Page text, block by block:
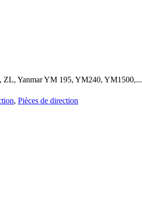
ZL, Yanmar YM 195, YM240, YM1500,...
, Pièces de direction